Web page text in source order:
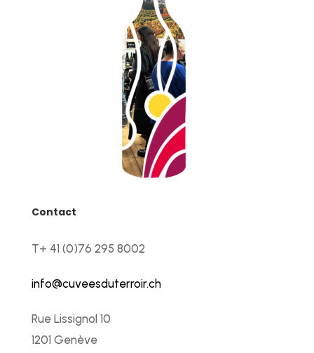
Contact
T+ 41 (0)76 295 8002
info@cuveesduterroir.ch
Rue Lissignol 10
1201 Genève